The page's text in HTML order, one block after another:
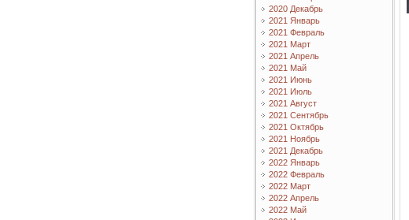
2020 Декабрь
2021 Январь
2021 Февраль
2021 Март
2021 Апрель
2021 Май
2021 Июнь
2021 Июль
2021 Август
2021 Сентябрь
2021 Октябрь
2021 Ноябрь
2021 Декабрь
2022 Январь
2022 Февраль
2022 Март
2022 Апрель
2022 Май